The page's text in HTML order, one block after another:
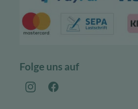
Folge uns auf